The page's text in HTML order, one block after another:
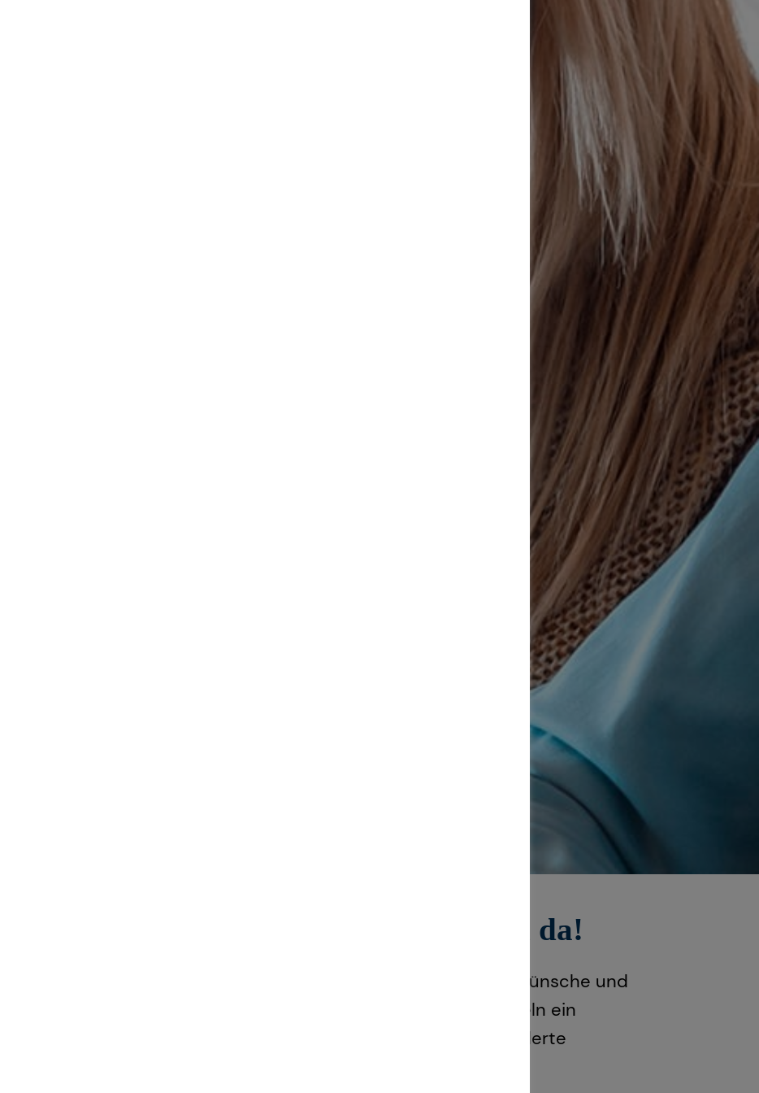
Netzwerk: in jeder Phase für dich da!
für mich die 100%ige Ausrichtung auf deine individuellen Wünsche und
wir alle Aspekte für deine Finanzplanung und entwickeln ein
Konzept, das wir immer wieder neu an deine veränderte
– dein Leben lang und bundesweit.